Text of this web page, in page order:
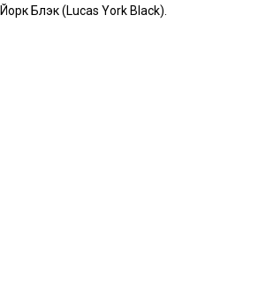
Блэк (Lucas York Black).